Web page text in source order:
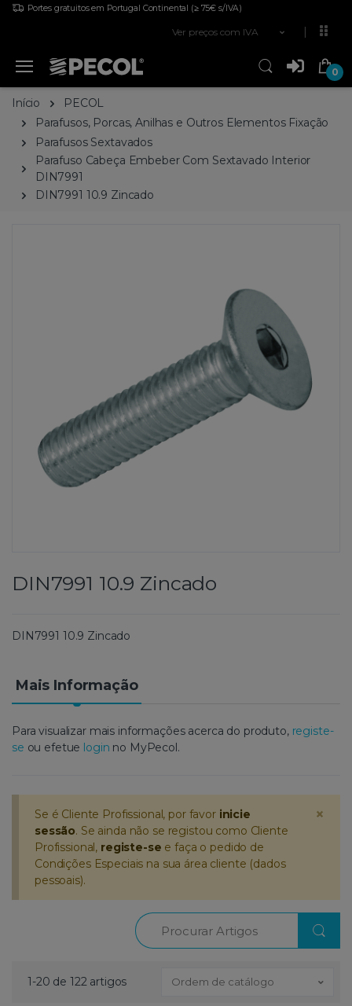
Portes gratuitos em Portugal Continental (≥ 75€ s/IVA)
Ver preços com IVA
0
Início
PECOL
Parafusos, Porcas, Anilhas e Outros Elementos Fixação
Parafusos Sextavados
Parafuso Cabeça Embeber Com Sextavado Interior
DIN7991
DIN7991 10.9 Zincado
DIN7991 10.9 Zincado
DIN7991 10.9 Zincado
Mais Informação
Para visualizar mais informações acerca do produto, registe-
se ou efetue login no MyPecol.
×
Se é Cliente Profissional, por favor inicie
sessão. Se ainda não se registou como Cliente
Profissional, registe-se e faça o pedido de
Condições Especiais na sua área cliente (dados
pessoais).
Procurar
1-20 de 122 artigos Ordem de catálogo